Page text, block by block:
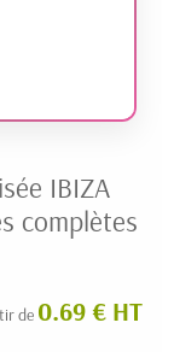
IBIZA
complètes
de 0.69 € HT